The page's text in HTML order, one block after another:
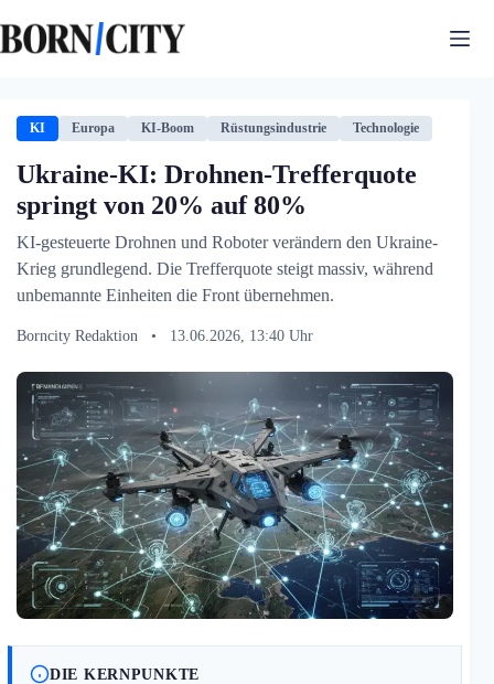
Inhalt
springen
KI Europa KI-Boom Rüstungsindustrie Technologie
Ukraine-KI: Drohnen-Trefferquote
springt von 20% auf 80%
KI-gesteuerte Drohnen und Roboter verändern den Ukraine-
Krieg grundlegend. Die Trefferquote steigt massiv, während
unbemannte Einheiten die Front übernehmen.
Borncity Redaktion • 13.06.2026, 13:40 Uhr
DIE KERNPUNKTE